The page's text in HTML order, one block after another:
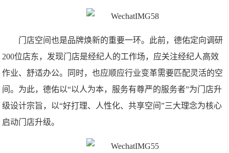
门店空间也是品牌焕新的重要一环。此前，德佑定向调研
200位店东，发现门店是经纪人的工作场，应关注经纪人高效
作业、舒适办公。同时，也应顺应行业变革需要匹配灵活的空
间。为此，德佑以“以人为本，服务有尊严的服务者”为门店升
级设计宗旨，以“好打理、人性化、共享空间”三大理念为核心
启动门店升级。